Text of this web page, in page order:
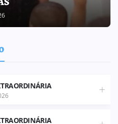
de 2026